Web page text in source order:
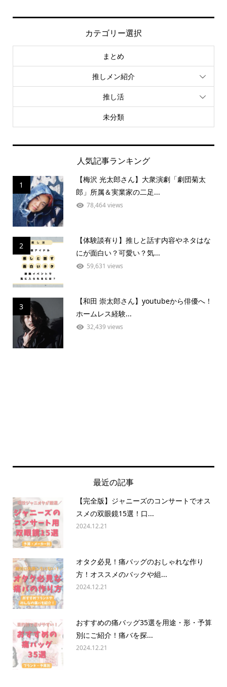
カテゴリー選択
まとめ
推しメン紹介
推し活
未分類
人気記事ランキング
1
【梅沢 光太郎さん】大衆演劇「劇団菊太
郎」所属＆実業家の二足...
78,464 views
2
【体験談有り】推しと話す内容やネタはな
にが面白い？可愛い？気...
59,631 views
3
【和田 崇太郎さん】youtubeから俳優へ！
ホームレス経験...
32,439 views
最近の記事
【完全版】ジャニーズのコンサートでオス
スメの双眼鏡15選！口...
2024.12.21
オタク必見！痛バッグのおしゃれな作り
方！オススメのバックや組...
2024.12.21
おすすめの痛バッグ35選を用途・形・予算
別にご紹介！痛バを探...
2024.12.21